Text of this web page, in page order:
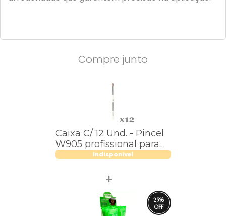
Compre junto
Caixa C/ 12 Und. - Pincel
W905 profissional para
esfumar Macrilan – Linha
Indisponível
25%